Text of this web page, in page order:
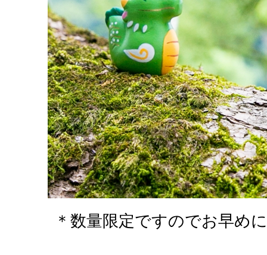
＊数量限定ですのでお早め